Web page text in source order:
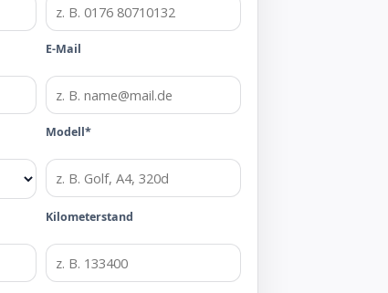
E-Mail
Modell*
Kilometerstand